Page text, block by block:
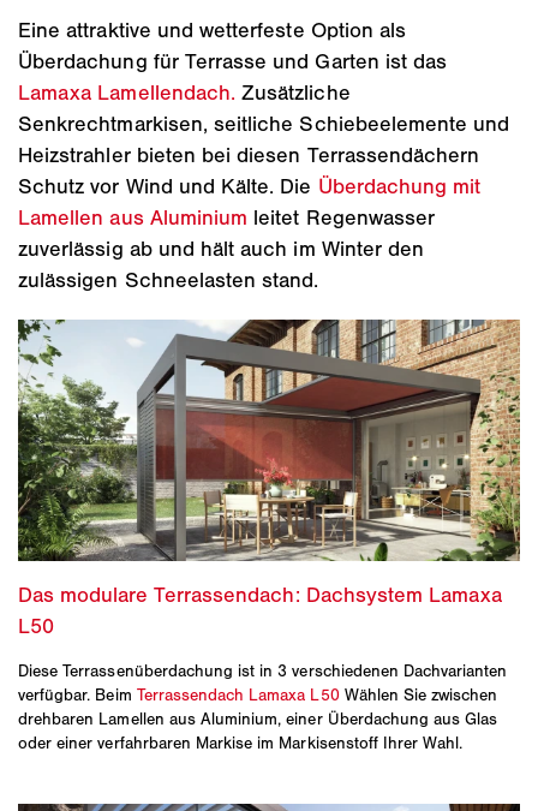
Eine attraktive und wetterfeste Option als
Überdachung für Terrasse und Garten ist das
Lamaxa Lamellendach. Zusätzliche
Senkrechtmarkisen, seitliche Schiebeelemente und
Heizstrahler bieten bei diesen Terrassendächern
Schutz vor Wind und Kälte. Die Überdachung mit
Lamellen aus Aluminium leitet Regenwasser
zuverlässig ab und hält auch im Winter den
zulässigen Schneelasten stand.
Diese Terrassenüberdachung ist in 3 verschiedenen Dachvarianten
verfügbar. Beim Terrassendach Lamaxa L50Wählen Sie zwischen
drehbaren Lamellen aus Aluminium, einer Überdachung aus Glas
oder einer verfahrbaren Markise im Markisenstoff Ihrer Wahl.